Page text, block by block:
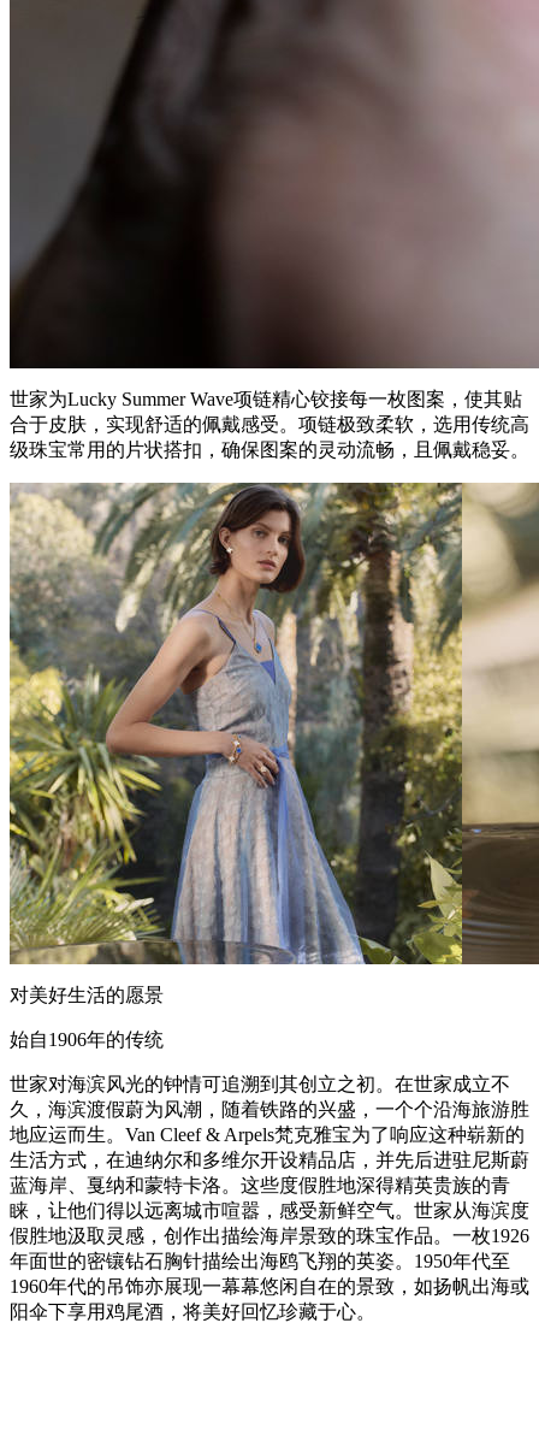
世家为Lucky Summer Wave项链精心铰接每一枚图案，使其贴
合于皮肤，实现舒适的佩戴感受。项链极致柔软，选用传统高
级珠宝常用的片状搭扣，确保图案的灵动流畅，且佩戴稳妥。
对美好生活的愿景
始自1906年的传统
世家对海滨风光的钟情可追溯到其创立之初。在世家成立不
久，海滨渡假蔚为风潮，随着铁路的兴盛，一个个沿海旅游胜
地应运而生。Van Cleef & Arpels梵克雅宝为了响应这种崭新的
生活方式，在迪纳尔和多维尔开设精品店，并先后进驻尼斯蔚
蓝海岸、戛纳和蒙特卡洛。这些度假胜地深得精英贵族的青
睐，让他们得以远离城市喧嚣，感受新鲜空气。世家从海滨度
假胜地汲取灵感，创作出描绘海岸景致的珠宝作品。一枚1926
年面世的密镶钻石胸针描绘出海鸥飞翔的英姿。1950年代至
1960年代的吊饰亦展现一幕幕悠闲自在的景致，如扬帆出海或
阳伞下享用鸡尾酒，将美好回忆珍藏于心。